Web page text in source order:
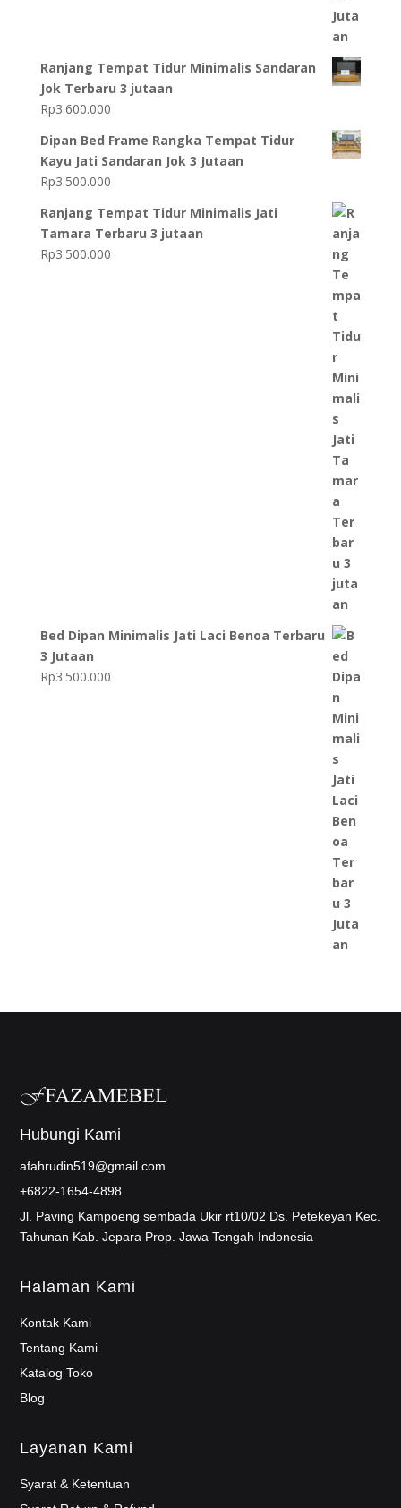
Ranjang Tempat Tidur Minimalis Sandaran
Jok Terbaru 3 jutaan
Rp3.600.000
Dipan Bed Frame Rangka Tempat Tidur
Kayu Jati Sandaran Jok 3 Jutaan
Rp3.500.000
Ranjang Tempat Tidur Minimalis Jati
Tamara Terbaru 3 jutaan
Rp3.500.000
Bed Dipan Minimalis Jati Laci Benoa Terbaru
3 Jutaan
Rp3.500.000
Hubungi Kami
afahrudin519@gmail.com
+6822-1654-4898
Jl. Paving Kampoeng sembada Ukir rt10/02 Ds. Petekeyan Kec.
Tahunan Kab. Jepara Prop. Jawa Tengah Indonesia
Halaman Kami
Kontak Kami
Tentang Kami
Katalog Toko
Blog
Layanan Kami
Syarat & Ketentuan